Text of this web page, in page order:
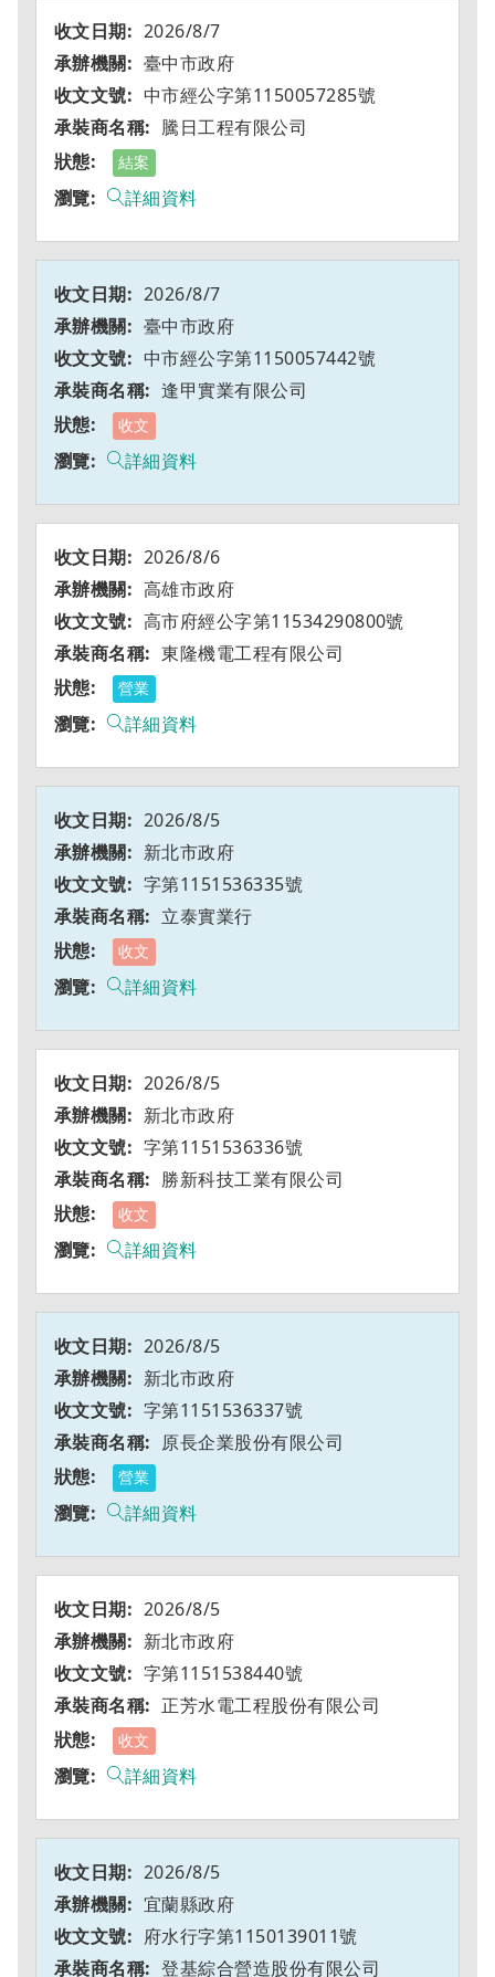
2026/8/7
臺中市政府
中市經公字第1150057285號
騰日工程有限公司
結案
詳細資料
2026/8/7
臺中市政府
中市經公字第1150057442號
逢甲實業有限公司
收文
詳細資料
2026/8/6
高雄市政府
高市府經公字第11534290800號
東隆機電工程有限公司
營業
詳細資料
2026/8/5
新北市政府
字第1151536335號
立泰實業行
收文
詳細資料
2026/8/5
新北市政府
字第1151536336號
勝新科技工業有限公司
收文
詳細資料
2026/8/5
新北市政府
字第1151536337號
原長企業股份有限公司
營業
詳細資料
2026/8/5
新北市政府
字第1151538440號
正芳水電工程股份有限公司
收文
詳細資料
2026/8/5
宜蘭縣政府
府水行字第1150139011號
登基綜合營造股份有限公司